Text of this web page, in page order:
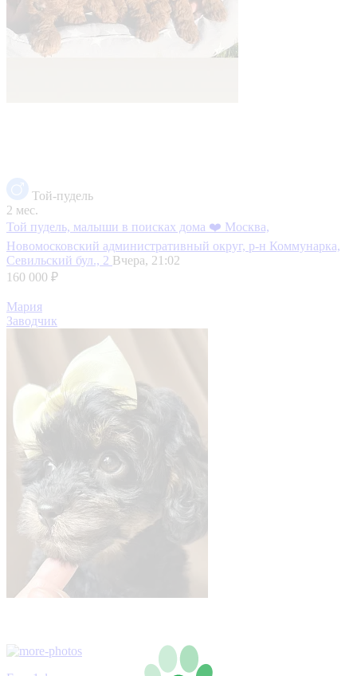
Той-пудель
2 мес.
Той пудель, малыши в поисках дома ❤️ Москва,
Новомосковский административный округ, р-н Коммунарка,
Севильский бул., 2 Вчера, 21:02
160 000 ₽
Мария
Заводчик